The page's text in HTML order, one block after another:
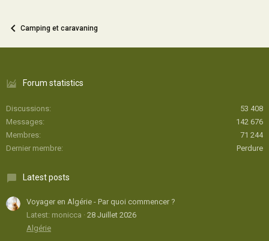
Camping et caravaning
Forum statistics
Discussions
53 408
Messages
142 676
Membres
71 244
Dernier membre
Perdure
Latest posts
Voyager en Algérie - Par quoi commencer ?
Latest: monicca
28 Juillet 2026
Algérie